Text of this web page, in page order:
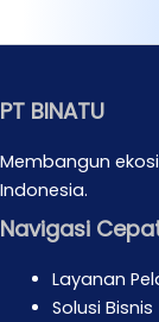
PT BINATU
Membangun
Indonesia.
Navigasi
Layanan
Solusi Bisnis